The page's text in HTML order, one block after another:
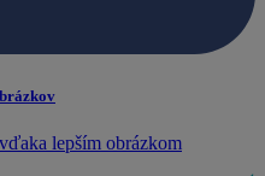
lepším obrázkom